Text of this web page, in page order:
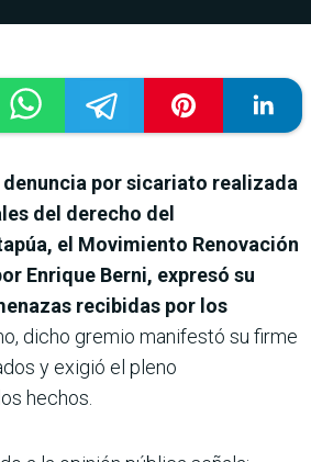
denuncia por sicariato realizada
del derecho del
el Movimiento Renovación
Enrique Berni, expresó su
recibidas por los
dicho gremio manifestó su firme
y exigió el pleno
hechos.